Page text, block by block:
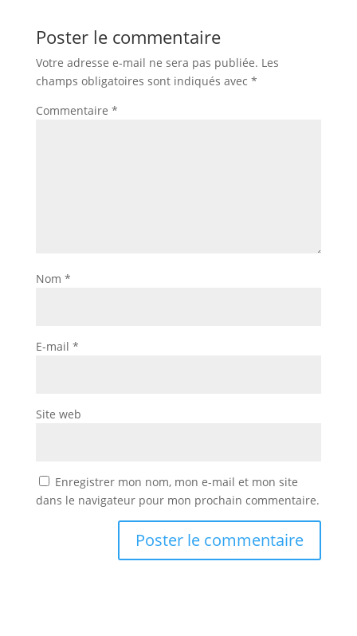
Poster le commentaire
Votre adresse e-mail ne sera pas publiée. Les
champs obligatoires sont indiqués avec *
Commentaire *
Nom *
E-mail *
Site web
Enregistrer mon nom, mon e-mail et mon site
dans le navigateur pour mon prochain commentaire.